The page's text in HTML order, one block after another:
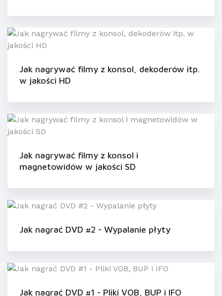
Jak nagrywać filmy z konsol, dekoderów itp.
w jakości HD
Jak nagrywać filmy z konsol i
magnetowidów w jakości SD
Jak nagrać DVD #2 - Wypalanie płyty
Jak nagrać DVD #1 - Pliki VOB, BUP i IFO